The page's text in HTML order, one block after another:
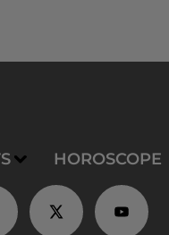
HOROSCOPE